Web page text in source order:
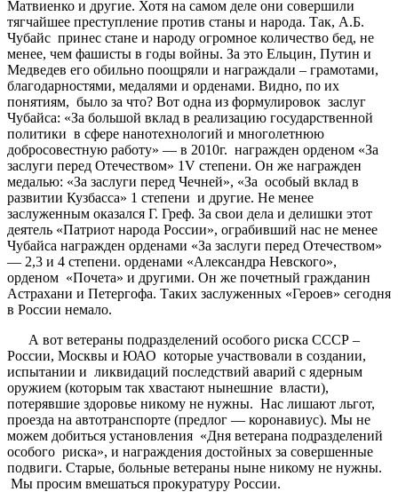
Матвиенко и другие. Хотя на самом деле они совершили
тягчайшее преступление против станы и народа. Так, А.Б.
Чубайс принес стане и народу огромное количество бед, не
менее, чем фашисты в годы войны. За это Ельцин, Путин и
Медведев его обильно поощряли и награждали – грамотами,
благодарностями, медалями и орденами. Видно, по их
понятиям, было за что? Вот одна из формулировок заслуг
Чубайса: «За большой вклад в реализацию государственной
политики в сфере нанотехнологий и многолетнюю
добросовестную работу» — в 2010г. награжден орденом «За
заслуги перед Отечеством» 1V степени. Он же награжден
медалью: «За заслуги перед Чечней», «За особый вклад в
развитии Кузбасса» 1 степени и другие. Не менее
заслуженным оказался Г. Греф. За свои дела и делишки этот
деятель «Патриот народа России», ограбивший нас не менее
Чубайса награжден орденами «За заслуги перед Отечеством»
— 2,3 и 4 степени. орденами «Александра Невского»,
орденом «Почета» и другими. Он же почетный гражданин
Астрахани и Петергофа. Таких заслуженных «Героев» сегодня
в России немало.
А вот ветераны подразделений особого риска СССР –
России, Москвы и ЮАО которые участвовали в создании,
испытании и ликвидаций последствий аварий с ядерным
оружием (которым так хвастают нынешние власти),
потерявшие здоровье никому не нужны. Нас лишают льгот,
проезда на автотранспорте (предлог — коронавиус). Мы не
можем добиться установления «Дня ветерана подразделений
особого риска», и награждения достойных за совершенные
подвиги. Старые, больные ветераны ныне никому не нужны.
Мы просим вмешаться прокуратуру России.